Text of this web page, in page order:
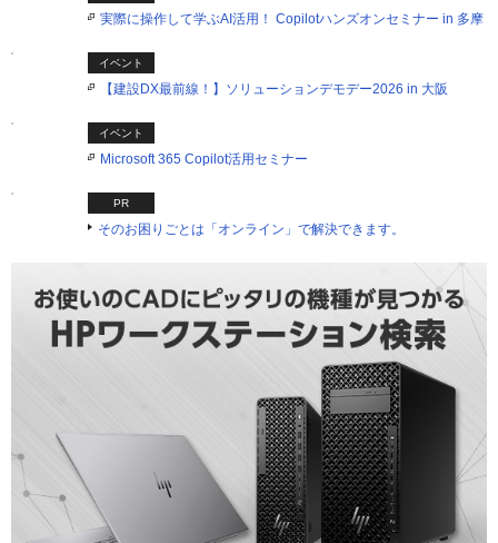
実際に操作して学ぶAI活用！ Copilotハンズオンセミナー in 多摩
イベント
【建設DX最前線！】ソリューションデモデー2026 in 大阪
イベント
Microsoft 365 Copilot活用セミナー
PR
そのお困りごとは「オンライン」で解決できます。